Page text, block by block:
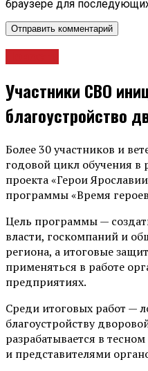
браузере для
Участники СВО
благоустройство
Более 30 участников и
годовой цикл обучения в
проекта «Герои
программы «Время
Цель программы —
власти, госкомпаний и
региона, а итоговые
применяться в работе
предприятиях.
Среди итоговых работ —
благоустройству
разрабатывается в
и представителями